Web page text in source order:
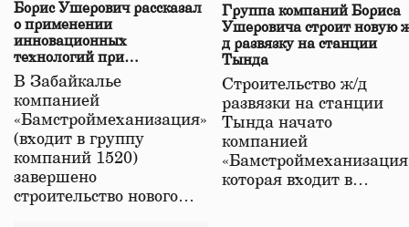
Борис Ушерович рассказал
о применении
инновационных
технологий при
строительстве нового моста
в Забайкалье
В Забайкалье
компанией
«Бамстроймеханизация»
(входит в группу
компаний 1520)
завершено
строительство нового…
Группа компаний Бориса
Ушеровича строит новую
д развязку на станции
Тында
Строительство ж/д
развязки на станции
Тында начато
компанией
которая входит в…